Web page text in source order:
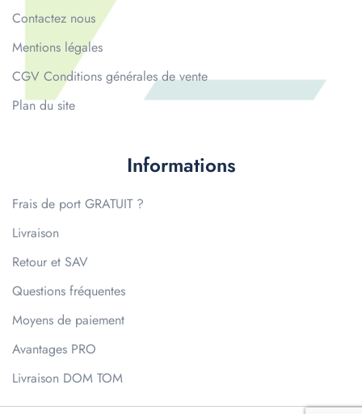
Contactez nous
Mentions légales
CGV Conditions générales de vente
Plan du site
Informations
Frais de port GRATUIT ?
Livraison
Retour et SAV
Questions fréquentes
Moyens de paiement
Avantages PRO
Livraison DOM TOM